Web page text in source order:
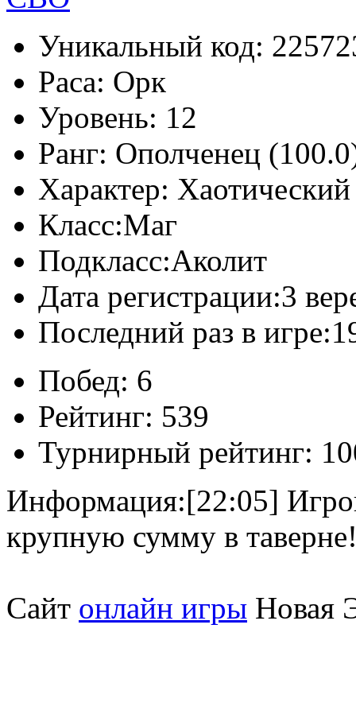
Уникальный код:
Раса: Орк
Уровень: 12
Ранг: Ополченец
Характер:
Класс:Маг
Подкласс:Аколит
Дата регистрации:3
Последний раз в игре:
Побед: 6
Рейтинг: 539
Турнирный рейтинг:
Информация:[22:05]
крупную сумму в
Сайт онлайн игры Новая